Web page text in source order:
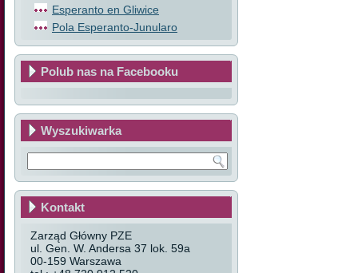
Esperanto en Gliwice
Pola Esperanto-Junularo
Polub nas na Facebooku
Wyszukiwarka
Kontakt
Zarząd Główny PZE
ul. Gen. W. Andersa 37 lok. 59a
00-159 Warszawa